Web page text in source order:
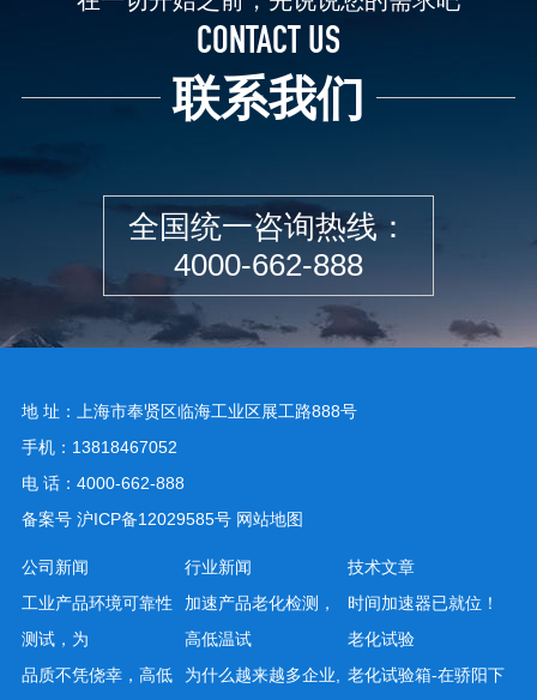
CONTACT US
联系我们
全国统一咨询热线：
4000-662-888
地 址：上海市奉贤区临海工业区展工路888号
手机：13818467052
电 话：4000-662-888
备案号 沪ICP备12029585号 网站地图
公司新闻
工业产品环境可靠性
测试，为
品质不凭侥幸，高低
行业新闻
加速产品老化检测，
高低温试
为什么越来越多企业,
技术文章
时间加速器已就位！
老化试验
老化试验箱-在骄阳下